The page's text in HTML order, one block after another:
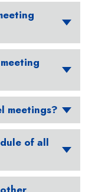
meetings?
of all